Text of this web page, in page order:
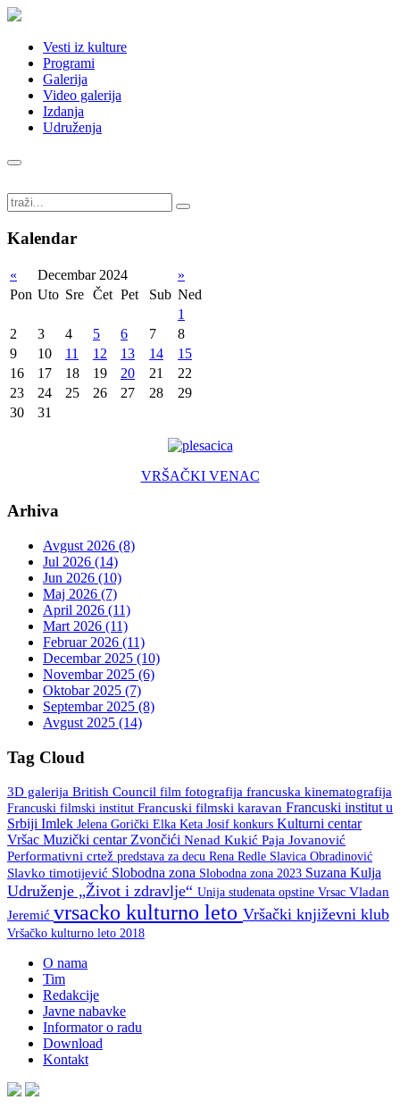
Vesti iz kulture
Programi
Galerija
Video galerija
Izdanja
Udruženja
Kalendar
« Decembar 2024
»
Pon Uto Sre Čet Pet Sub Ned
1
2
3 4 5 6 7
8
9
10 11 12 13 14
15
16
17 18 19 20 21
22
23
24 25 26 27 28
29
30
31
VRŠAČKI VENAC
Arhiva
Avgust 2026 (8)
Jul 2026 (14)
Jun 2026 (10)
Maj 2026 (7)
April 2026 (11)
Mart 2026 (11)
Februar 2026 (11)
Decembar 2025 (10)
Novembar 2025 (6)
Oktobar 2025 (7)
Septembar 2025 (8)
Avgust 2025 (14)
Tag Cloud
3D galerija British Council film fotografija francuska kinematografija
Francuski filmski institut Francuski filmski karavan Francuski institut u
Srbiji Imlek Jelena Gorički Elka Keta Josif konkurs Kulturni centar
Vršac Muzički centar Zvončići Nenad Kukić Paja Jovanović
Performativni crtež predstava za decu Rena Redle Slavica Obradinović
Slavko timotijević Slobodna zona Slobodna zona 2023 Suzana Kulja
Udruženje „Život i zdravlje“ Unija studenata opstine Vrsac Vladan
Jeremić vrsacko kulturno leto Vršački književni klub
Vršačko kulturno leto 2018
O nama
Tim
Redakcije
Javne nabavke
Informator o radu
Download
Kontakt